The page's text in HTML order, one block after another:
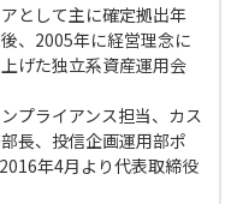
として主に確定拠出年
、2005年に経営理念に
げた独立系資産運用会
プライアンス担当、カス
長、投信企画運用部ポ
年4月より代表取締役